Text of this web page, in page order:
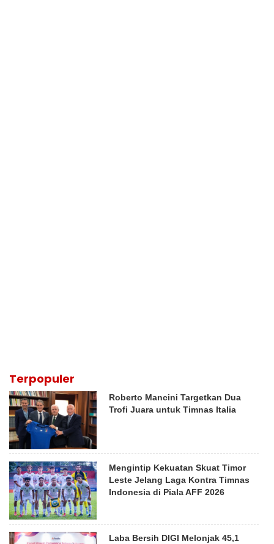
Terpopuler
Roberto Mancini Targetkan Dua
Trofi Juara untuk Timnas Italia
Mengintip Kekuatan Skuat Timor
Leste Jelang Laga Kontra Timnas
Indonesia di Piala AFF 2026
Laba Bersih DIGI Melonjak 45,1